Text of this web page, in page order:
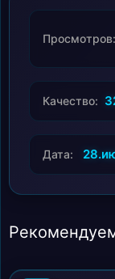
Просмотров:
Качество:
Дата: